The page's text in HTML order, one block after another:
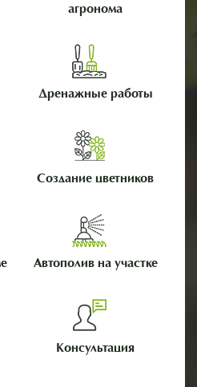
агронома
Дренажные работы
Создание цветников
Автополив на участке
Консультация